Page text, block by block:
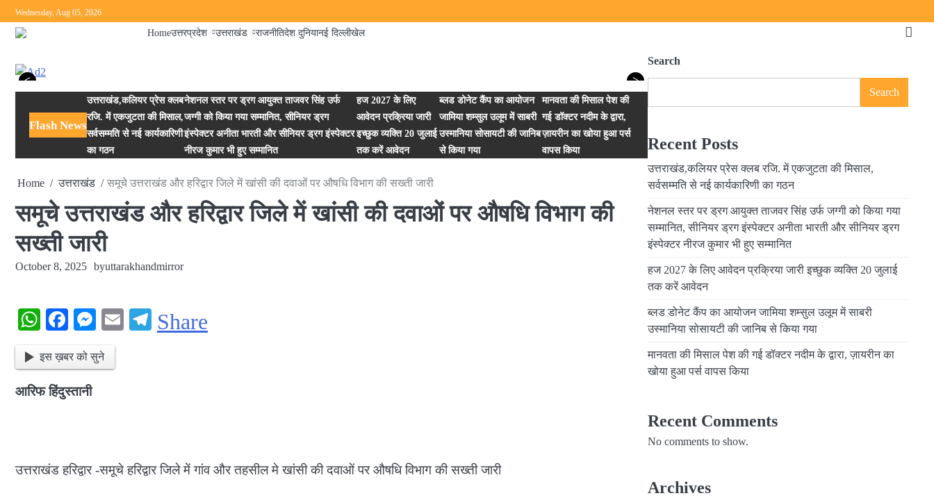
Skip
to
content
Wednesday, Aug 05, 2026
Homeउत्तरप्रदेश उत्तराखंड राजनीतिदेश दुनियानई दिल्लीखेल
< >
Flash News
उत्तराखंड,कलियर प्रेस क्लब
रजि. में एकजुटता की मिसाल,
सर्वसम्मति से नई कार्यकारिणी
का गठन
नेशनल स्तर पर ड्रग आयुक्त ताजवर सिंह उर्फ
जग्गी को किया गया सम्मानित, सीनियर ड्रग
इंस्पेक्टर अनीता भारती और सीनियर ड्रग इंस्पेक्टर
नीरज कुमार भी हुए सम्मानित
हज 2027 के लिए
आवेदन प्रक्रिया जारी
इच्छुक व्यक्ति 20 जुलाई
तक करें आवेदन
ब्लड डोनेट कैंप का आयोजन
जामिया शम्सुल उलूम में साबरी
उस्मानिया सोसायटी की जानिब
से किया गया
मानवता की मिसाल पेश की
गई डॉक्टर नदीम के द्वारा,
ज़ायरीन का खोया हुआ पर्स
वापस किया
Home उत्तराखंड समूचे उत्तराखंड और हरिद्वार जिले में खांसी की दवाओं पर औषधि विभाग की सख्ती जारी
समूचे उत्तराखंड और हरिद्वार जिले में खांसी की दवाओं पर औषधि विभाग की
सख्ती जारी
October 8, 2025 byuttarakhandmirror
WhatsApp
Facebook
Messenger
EmailTelegram
Share
इस ख़बर को सुने
आरिफ हिंदुस्तानी
उत्तराखंड हरिद्वार -समूचे हरिद्वार जिले में गांव और तहसील मे खांसी की दवाओं पर औषधि विभाग की सख्ती जारी
Search
Search
Recent Posts
उत्तराखंड,कलियर प्रेस क्लब रजि. में एकजुटता की मिसाल,
सर्वसम्मति से नई कार्यकारिणी का गठन
नेशनल स्तर पर ड्रग आयुक्त ताजवर सिंह उर्फ जग्गी को किया गया
सम्मानित, सीनियर ड्रग इंस्पेक्टर अनीता भारती और सीनियर ड्रग
इंस्पेक्टर नीरज कुमार भी हुए सम्मानित
हज 2027 के लिए आवेदन प्रक्रिया जारी इच्छुक व्यक्ति 20 जुलाई
तक करें आवेदन
ब्लड डोनेट कैंप का आयोजन जामिया शम्सुल उलूम में साबरी
उस्मानिया सोसायटी की जानिब से किया गया
मानवता की मिसाल पेश की गई डॉक्टर नदीम के द्वारा, ज़ायरीन का
खोया हुआ पर्स वापस किया
Recent Comments
No comments to show.
Archives